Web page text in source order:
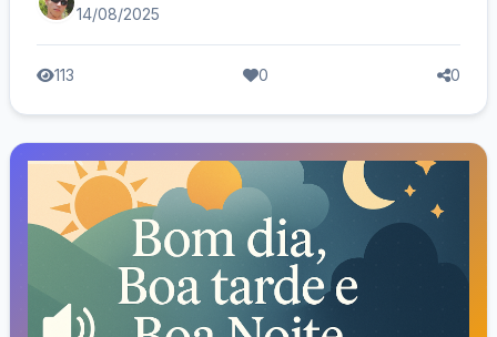
14/08/2025
113 0 0